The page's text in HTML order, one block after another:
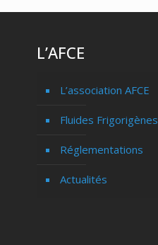
L’AFCE
L’association AFCE
Fluides Frigorigènes
Réglementations
Actualités